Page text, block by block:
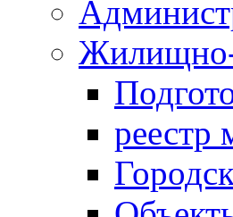
Жилищно-
реестр